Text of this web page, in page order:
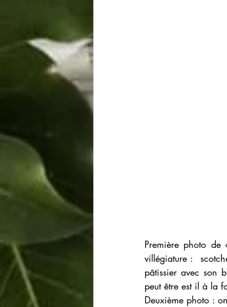
Première photo
villégiature :
pâtissier avec son
peut être est il à la
Deuxième photo :